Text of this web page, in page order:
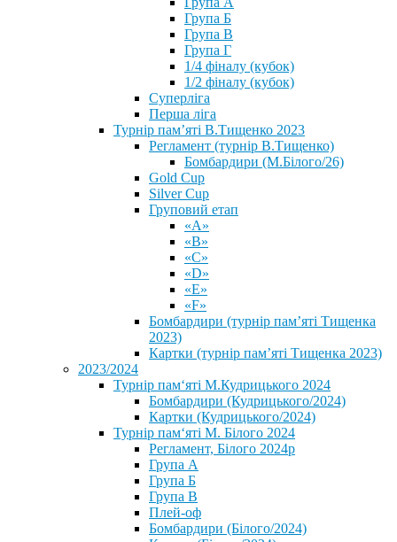
Група Б
Група В
Група Г
1/4 фіналу (кубок)
1/2 фіналу (кубок)
Суперліга
Перша ліга
Турнір пам’яті В.Тищенко 2023
Регламент (турнір В.Тищенко)
Бомбардири (М.Білого/26)
Gold Cup
Silver Cup
Груповий етап
«А»
«В»
«С»
«D»
«Е»
«F»
Бомбардири (турнір пам’яті Тищенка
2023)
Картки (турнір пам’яті Тищенка 2023)
2023/2024
⁨Турнір пам‘яті М.Кудрицького 2024
Бомбардири (Кудрицького/2024)
Картки (Кудрицького/2024)
⁨Турнір пам‘яті М. Білого 2024⁩
Регламент, Білого 2024р
Група А
Група Б
Група В
Плей-оф
Бомбардири (Білого/2024)